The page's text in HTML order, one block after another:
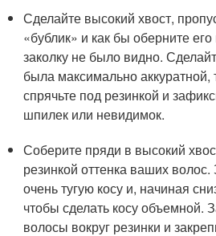
Сделайте высокий хвост,
«бублик» и как бы оберните
заколку не было видно.
была максимально
спрячьте под резинкой и
шпилек или невидимок.
Соберите пряди в высокий
резинкой оттенка ваших
очень тугую косу и, начиная
чтобы сделать косу объемной.
волосы вокруг резинки и